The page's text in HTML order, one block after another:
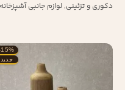
دکوری و تزئینی,لوازم جانبی آشپزخانه
15%
جدید